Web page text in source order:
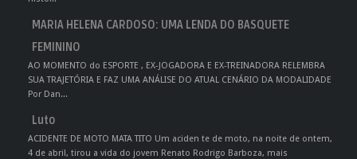
MARIA HELENA CARDOSO: UMA LENDA DO BASQUETE
FEMININO
AO MOMENTO do ESPORTE , EX-JOGADORA E EX-TREINADORA RELEMBRA
SUA TRAJETÓRIA E FAZ UMA ANÁLISE DO ATUAL CENÁRIO DA MODALIDADE
Por Dan...
Luto
ACIDENTE DE MOTO MATA TITO Um aciden te de moto, na noite de ontem,
4 de abril, tirou a vida do jovem Renato Rodrigo Barboza, mais